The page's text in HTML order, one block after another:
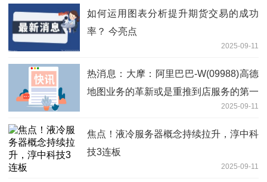
如何运用图表分析提升期货交易的成功
率？ 今亮点
2025-09-11
热消息：大摩：阿里巴巴-W(09988)高德
地图业务的革新或是重推到店服务的第一
2025-09-11
焦点！液冷服务器概念持续拉升，淳中科
技3连板
2025-09-11